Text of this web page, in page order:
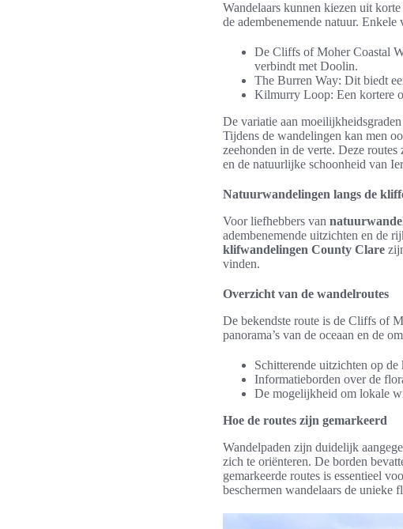
Wandelaars kunnen kiezen uit
de adembenemende natuur.
De Cliffs of Moher Coastal
verbindt met Doolin.
The Burren Way: Dit biedt
Kilmurry Loop: Een kortere
De variatie aan
Tijdens de wandelingen kan men
zeehonden in de verte. Deze
en de natuurlijke schoonheid van
Natuurwandelingen langs de
Voor liefhebbers van
adembenemende uitzichten en de
klifwandelingen County Clare
vinden.
Overzicht van de wandelroutes
De bekendste route is de Cliffs of
panorama’s van de oceaan en de
Schitterende uitzichten op de
Informatieborden over de
De mogelijkheid om lokale
Hoe de routes zijn gemarkeerd
Wandelpaden zijn duidelijk
zich te oriënteren. De borden
gemarkeerde routes is essentieel
beschermen wandelaars de unieke